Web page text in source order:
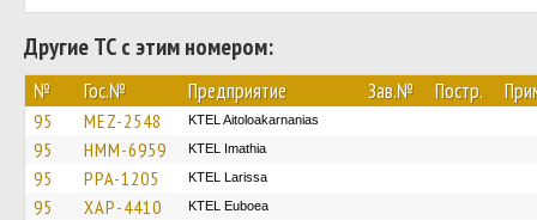
Другие ТС с этим номером:
№ Гос.№ Предприятие Зав.№ Постр.
95 MEZ-2548 KTEL Aitoloakarnanias
95 HMM-6959 KTEL Imathia
95 PPA-1205 KTEL Larissa
95 XAP-4410 ΚΤΕL Euboea